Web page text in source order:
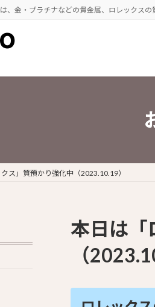
、金・プラチナなどの貴金属、ロレックスの
ス」質預かり強化中（2023.10.19）
本日は「
（